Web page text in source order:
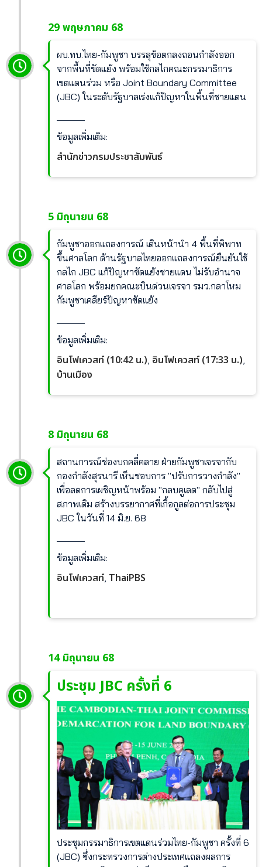
29 พฤษภาคม 68
ผบ.ทบ.ไทย-กัมพูชา บรรลุข้อตกลงถอนกำลังออก
จากพื้นที่ขัดแย้ง พร้อมใช้กลไกคณะกรรมาธิการ
เขตแดนร่วม หรือ Joint Boundary Committee
(JBC) ในระดับรัฐบาลเร่งแก้ปัญหาในพื้นที่ชายแดน
ข้อมูลเพิ่มเติม:
สำนักข่าวกรมประชาสัมพันธ์
5 มิถุนายน 68
กัมพูชาออกแถลงการณ์ เดินหน้านำ 4 พื้นที่พิพาท
ขึ้นศาลโลก ด้านรัฐบาลไทยออกแถลงการณ์ยืนยันใช้
กลไก JBC แก้ปัญหาขัดแย้งชายแดน ไม่รับอำนาจ
ศาลโลก พร้อมยกคณะบินด่วนเจรจา รมว.กลาโหม
กัมพูชาเคลียร์ปัญหาขัดแย้ง
ข้อมูลเพิ่มเติม:
อินโฟเควสท์ (10:42 น.) อินโฟเควสท์ (17:33 น.)
บ้านเมือง
8 มิถุนายน 68
สถานการณ์ช่องบกคลี่คลาย ฝ่ายกัมพูชาเจรจากับ
กองกำลังสุรนารี เห็นชอบการ "ปรับการวางกำลัง"
เพื่อลดการเผชิญหน้าพร้อม "กลบคูเลต" กลับไปสู่
สภาพเดิม สร้างบรรยากาศที่เกื้อกูลต่อการประชุม
JBC ในวันที่ 14 มิ.ย. 68
ข้อมูลเพิ่มเติม:
อินโฟเควสท์ ThaiPBS
14 มิถุนายน 68
ประชุม JBC ครั้งที่ 6
ประชุมกรรมาธิการเขตแดนร่วมไทย-กัมพูชา ครั้งที่ 6
(JBC) ซึ่งกระทรวงการต่างประเทศแถลงผลการ